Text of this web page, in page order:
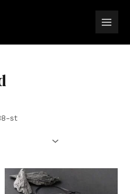
Main
st